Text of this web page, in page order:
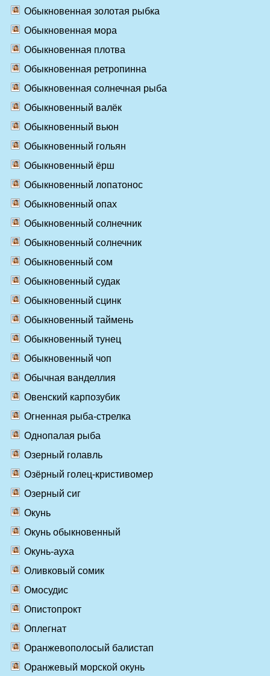
Обыкновенная золотая рыбка
Обыкновенная мора
Обыкновенная плотва
Обыкновенная ретропинна
Обыкновенная солнечная рыба
Обыкновенный валёк
Обыкновенный вьюн
Обыкновенный гольян
Обыкновенный ёрш
Обыкновенный лопатонос
Обыкновенный опах
Обыкновенный солнечник
Обыкновенный солнечник
Обыкновенный сом
Обыкновенный судак
Обыкновенный сцинк
Обыкновенный таймень
Обыкновенный тунец
Обыкновенный чоп
Обычная ванделлия
Овенский карпозубик
Огненная рыба-стрелка
Однопалая рыба
Озерный голавль
Озёрный голец-кристивомер
Озерный сиг
Окунь
Окунь обыкновенный
Окунь-ауха
Оливковый сомик
Омосудис
Опистопрокт
Оплегнат
Оранжевополосый балистап
Оранжевый морской окунь